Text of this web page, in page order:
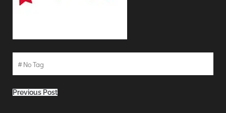
#No Tag
Post
Previous Post